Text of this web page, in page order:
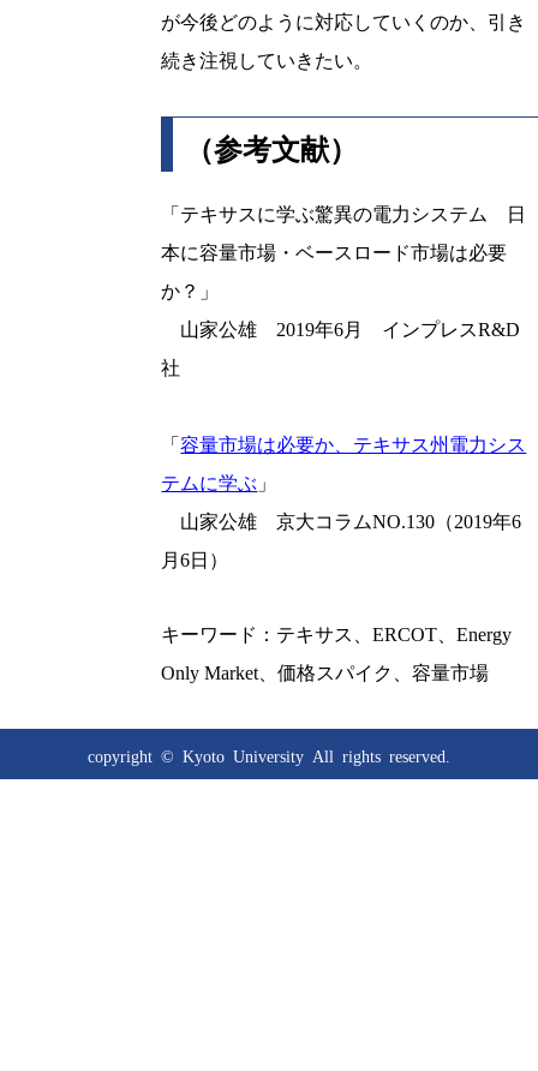
が今後どのように対応していくのか、引き
続き注視していきたい。
（参考文献）
「テキサスに学ぶ驚異の電力システム 日
本に容量市場・ベースロード市場は必要
か？」
山家公雄 2019年6月 インプレスR&D
社
「容量市場は必要か、テキサス州電力シス
テムに学ぶ 」
山家公雄 京大コラムNO.130（2019年6
月6日）
キーワード：テキサス、ERCOT、Energy
Only Market、価格スパイク、容量市場
copyright © Kyoto University All rights reserved.